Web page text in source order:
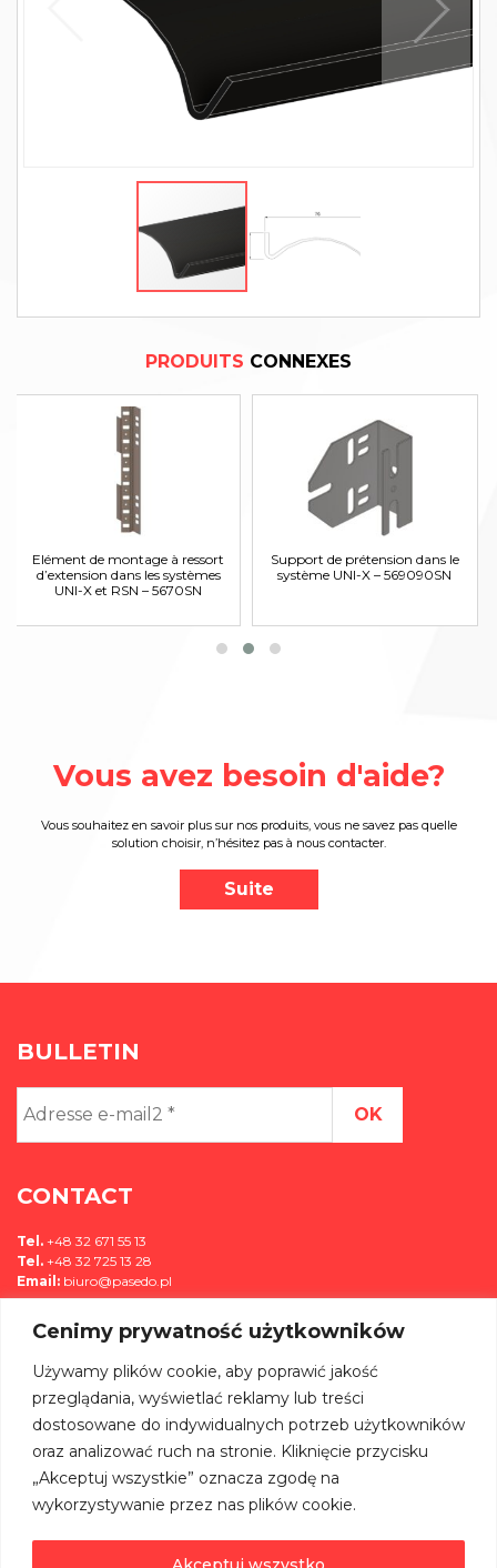
Cenimy prywatność użytkowników
Używamy plików cookie, aby poprawić jakość
przeglądania, wyświetlać reklamy lub treści
dostosowane do indywidualnych potrzeb użytkowników
oraz analizować ruch na stronie. Kliknięcie przycisku
„Akceptuj wszystkie” oznacza zgodę na
wykorzystywanie przez nas plików cookie.
PRODUITS CONNEXES
Elément de montage à ressort
d’extension dans les systèmes
UNI-X et RSN – 5670SN
Support de prétension dans le
système UNI-X – 569090SN
Vous avez besoin d'aide?
Vous souhaitez en savoir plus sur nos produits, vous ne savez pas quelle
solution choisir, n’hésitez pas à nous contacter.
Suite
BULLETIN
e-
mail2
CONTACT
Tel. +48 32 671 55 13
Tel. +48 32 725 13 28
Email: biuro@pasedo.pl
ul. Przemysłowa 11
MÉDIAS
REJOIGNEZ-NOUS SUR: